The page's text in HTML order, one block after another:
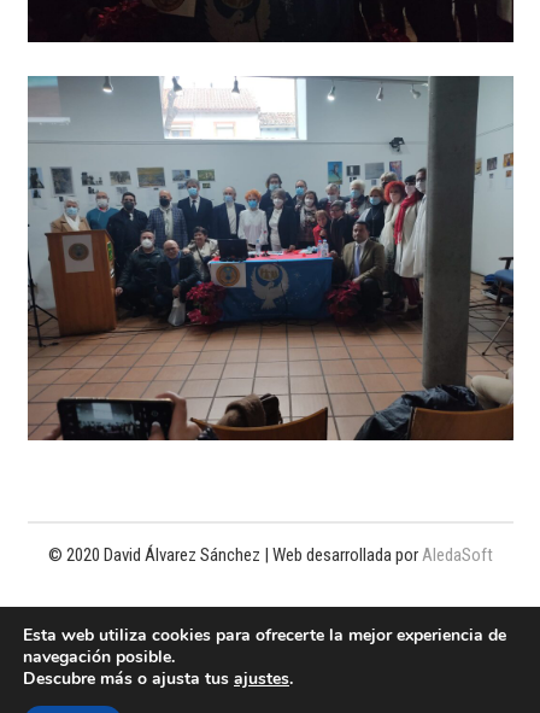
© 2020 David Álvarez Sánchez | Web desarrollada porAledaSoft
Política de privacidad
Esta web utiliza cookies para ofrecerte la mejor experiencia de
navegación posible.
Descubre más o ajusta tus ajustes.